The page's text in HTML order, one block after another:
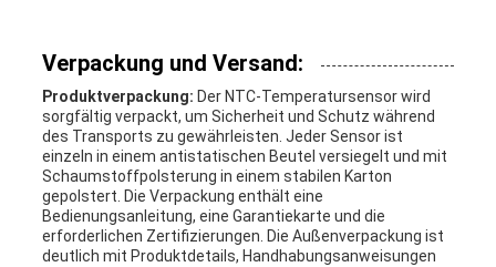
Verpackung und Versand:
Produktverpackung: Der NTC-Temperatursensor wird
sorgfältig verpackt, um Sicherheit und Schutz während
des Transports zu gewährleisten. Jeder Sensor ist
einzeln in einem antistatischen Beutel versiegelt und mit
Schaumstoffpolsterung in einem stabilen Karton
gepolstert. Die Verpackung enthält eine
Bedienungsanleitung, eine Garantiekarte und die
erforderlichen Zertifizierungen. Die Außenverpackung ist
deutlich mit Produktdetails, Handhabungsanweisungen